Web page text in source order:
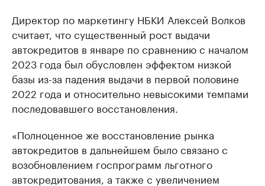
Директор по маркетингу НБКИ Алексей Волков
считает, что существенный рост выдачи
автокредитов в январе по сравнению с началом
2023 года был обусловлен эффектом низкой
базы из-за падения выдачи в первой половине
2022 года и относительно невысокими темпами
последовавшего восстановления.
«Полноценное же восстановление рынка
автокредитов в дальнейшем было связано с
возобновлением госпрограмм льготного
автокредитования, а также с увеличением